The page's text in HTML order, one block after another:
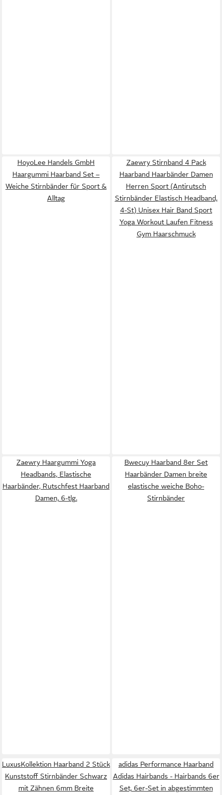
HoyoLee Handels GmbH
Haargummi Haarband Set –
Weiche Stirnbänder für Sport &
Alltag
Zaewry Stirnband 4 Pack
Haarband Haarbänder Damen
Herren Sport (Antirutsch
Stirnbänder Elastisch Headband,
4-St) Unisex Hair Band Sport
Yoga Workout Laufen Fitness
Gym Haarschmuck
Zaewry Haargummi Yoga
Headbands, Elastische
Haarbänder, Rutschfest Haarband
Damen, 6-tlg.
Bwecuy Haarband 8er Set
Haarbänder Damen breite
elastische weiche Boho-
Stirnbänder
LuxusKollektion Haarband 2 Stück
Kunststoff Stirnbänder Schwarz
mit Zähnen 6mm Breite
adidas Performance Haarband
Adidas Hairbands - Hairbands 6er
Set, 6er-Set in abgestimmten